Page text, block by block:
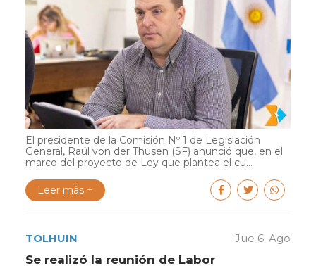
El presidente de la Comisión Nº 1 de Legislación
General, Raúl von der Thusen (SF) anunció que, en el
marco del proyecto de Ley que plantea el cu...
Leer más +
TOLHUIN Jue 6. Ago
Se realizó la reunión de Labor